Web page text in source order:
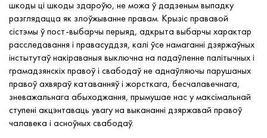
шкоды ці шкоды здароўю, не можа ў дадзеным выпадку
разглядацца як злоўжыванне правам. Крызіс прававой
сістэмы ў пост-выбарчы перыяд, адкрыта выбарчы характар ​​
расследавання і правасуддзя, калі ўсе намаганні дзяржаўных
інстытутаў накіраваныя выключна на падаўленне палітычных і
грамадзянскіх правоў і свабодаў не аднаўляючы парушаных
правоў ахвяраў катаванняў і жорсткага, бесчалавечнага,
зневажальнага абыходжання, прымушае нас у максімальнай
ступені акцэнтаваць увагу на выкананні дзяржавай правоў
чалавека і асноўных свабодаў.